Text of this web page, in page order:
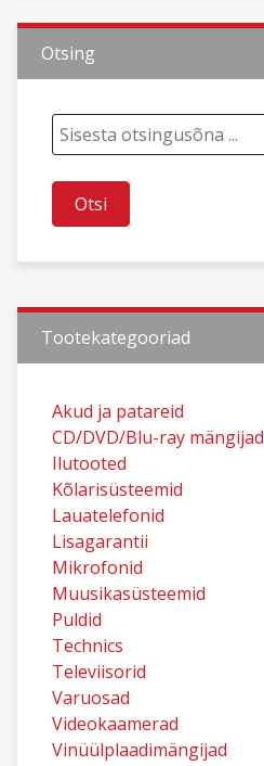
Otsing
Tootekategooriad
Akud ja patareid
CD/DVD/Blu-ray mängijad
Ilutooted
Kõlarisüsteemid
Lauatelefonid
Lisagarantii
Mikrofonid
Muusikasüsteemid
Puldid
Technics
Televiisorid
Varuosad
Videokaamerad
Vinüülplaadimängijad